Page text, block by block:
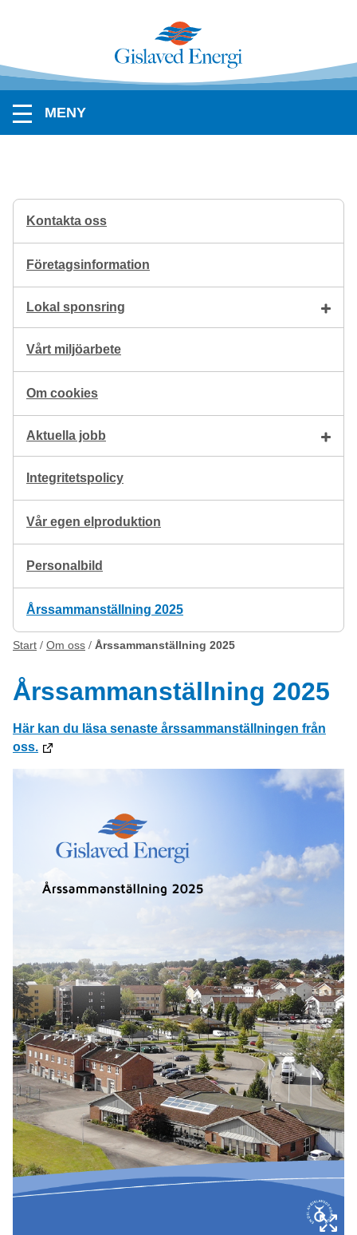
MENY
Kontakta oss
Företagsinformation
Lokal sponsring
Vårt miljöarbete
Om cookies
Aktuella jobb
Integritetspolicy
Vår egen elproduktion
Personalbild
Årssammanställning 2025
Start Om oss Årssammanställning 2025
Årssammanställning 2025
Här kan du läsa senaste årssammanställningen från
oss.